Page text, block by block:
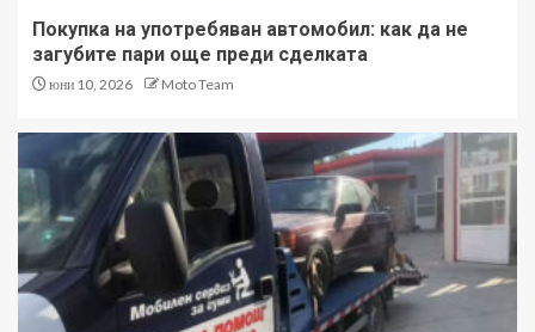
Покупка на употребяван автомобил: как да не
загубите пари още преди сделката
юни 10, 2026 Moto Team